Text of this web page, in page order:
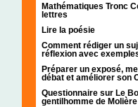
Mathématiques Tronc
lettres
Lire la poésie
Comment rédiger un
réflexion avec
Préparer un exposé,
débat et améliorer son
Questionnaire sur Le
gentilhomme de Molière